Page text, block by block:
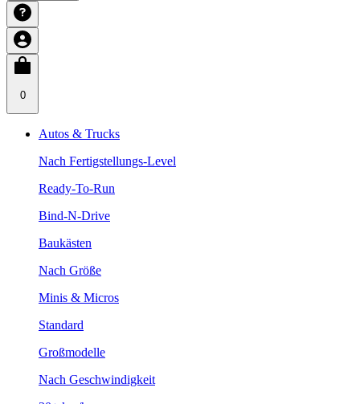
0
Autos & Trucks
Nach Fertigstellungs-Level
Ready-To-Run
Bind-N-Drive
Baukästen
Nach Größe
Minis & Micros
Standard
Großmodelle
Nach Geschwindigkeit